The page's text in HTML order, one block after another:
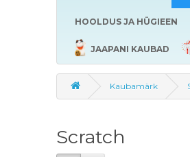
HOOLDUS JA HÜGIEEN
JAAPANI KAUBAD
Kaubamärk
Scratch